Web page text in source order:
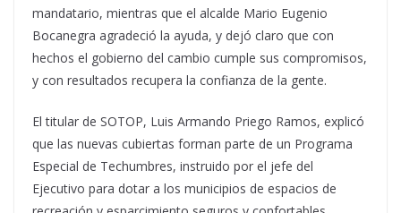
mandatario, mientras que el alcalde Mario Eugenio
Bocanegra agradeció la ayuda, y dejó claro que con
hechos el gobierno del cambio cumple sus compromisos,
y con resultados recupera la confianza de la gente.
El titular de SOTOP, Luis Armando Priego Ramos, explicó
que las nuevas cubiertas forman parte de un Programa
Especial de Techumbres, instruido por el jefe del
Ejecutivo para dotar a los municipios de espacios de